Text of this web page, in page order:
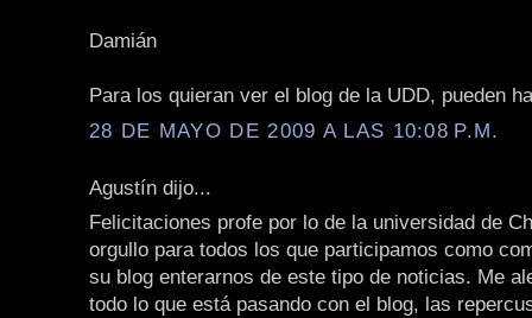
Damián
Para los quieran ver el blog de la UDD, pueden
28 DE MAYO DE 2009 A LAS 10:08 P.M.
Agustín dijo...
Felicitaciones profe por lo de la universidad de
orgullo para todos los que participamos como
su blog enterarnos de este tipo de noticias. Me
todo lo que está pasando con el blog, las